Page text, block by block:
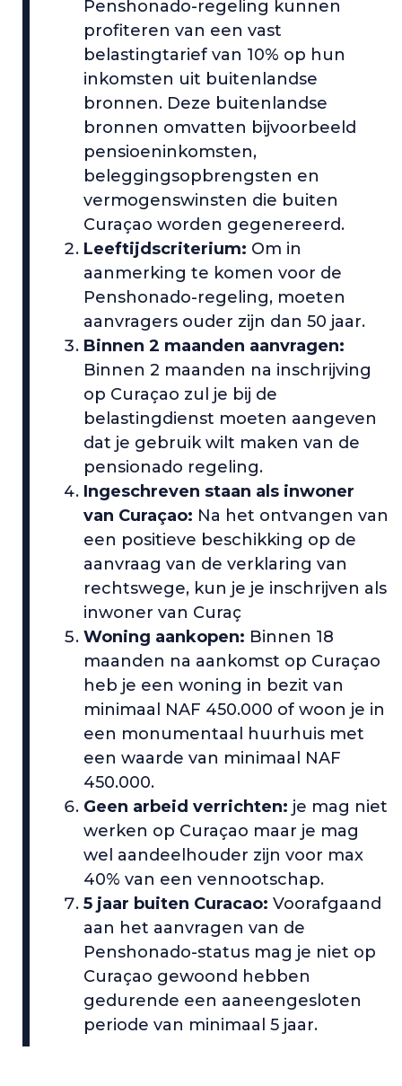
Penshonado-regeling kunnen
profiteren van een vast
belastingtarief van 10% op hun
inkomsten uit buitenlandse
bronnen. Deze buitenlandse
bronnen omvatten bijvoorbeeld
pensioeninkomsten,
beleggingsopbrengsten en
vermogenswinsten die buiten
Curaçao worden gegenereerd.
Leeftijdscriterium: Om in
aanmerking te komen voor de
Penshonado-regeling, moeten
aanvragers ouder zijn dan 50 jaar.
Binnen 2 maanden aanvragen:
Binnen 2 maanden na inschrijving
op Curaçao zul je bij de
belastingdienst moeten aangeven
dat je gebruik wilt maken van de
pensionado regeling.
Ingeschreven staan als inwoner
van Curaçao: Na het ontvangen van
een positieve beschikking op de
aanvraag van de verklaring van
rechtswege, kun je je inschrijven als
inwoner van Curaç
Woning aankopen: Binnen 18
maanden na aankomst op Curaçao
heb je een woning in bezit van
minimaal NAF 450.000 of woon je in
een monumentaal huurhuis met
een waarde van minimaal NAF
450.000.
Geen arbeid verrichten: je mag niet
werken op Curaçao maar je mag
wel aandeelhouder zijn voor max
40% van een vennootschap.
5 jaar buiten Curacao: Voorafgaand
aan het aanvragen van de
Penshonado-status mag je niet op
Curaçao gewoond hebben
gedurende een aaneengesloten
periode van minimaal 5 jaar.